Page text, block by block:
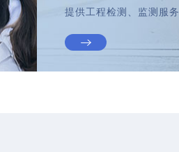
提供工程检测、监测服务